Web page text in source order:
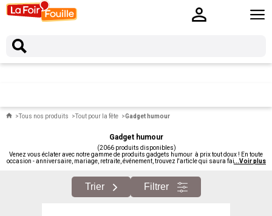
Tous nos produits Tout pour la fête Gadget humour
Gadget humour
(2066 produits disponibles)
Venez vous éclater avec notre gamme de produits gadgets humour à prix tout doux ! En toute
occasion - anniversaire, mariage, retraite, événement, trouvez l'article qui saura faire rire votre
...Voir plus
Trier Filtrer